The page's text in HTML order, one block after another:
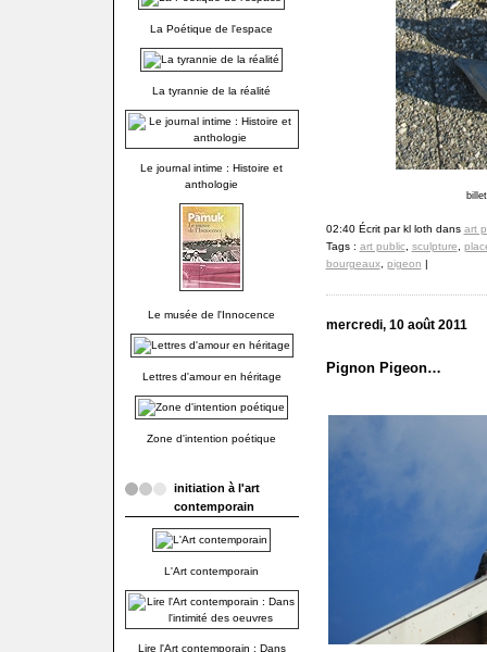
La Poétique de l'espace
La tyrannie de la réalité
Le journal intime : Histoire et
anthologie
Le musée de l'Innocence
Lettres d'amour en héritage
Zone d'intention poétique
initiation à l'art
contemporain
L'Art contemporain
Lire l'Art contemporain : Dans
02:40 Écrit par kl loth dans art
Tags : art public, sculpture
bourgeaux, pigeon |
mercredi, 10 août 2011
Pignon Pigeon…